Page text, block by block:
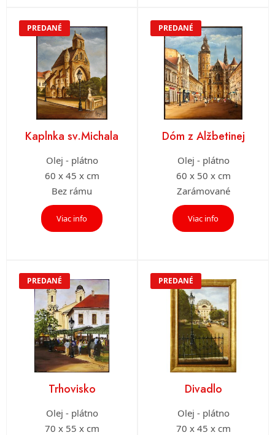
PREDANÉ
Kaplnka sv.Michala
Olej - plátno
60 x 45 x cm
Bez rámu
Viac info
PREDANÉ
Dóm z Alžbetinej
Olej - plátno
60 x 50 x cm
Zarámované
Viac info
PREDANÉ
Trhovisko
Olej - plátno
70 x 55 x cm
PREDANÉ
Divadlo
Olej - plátno
70 x 45 x cm